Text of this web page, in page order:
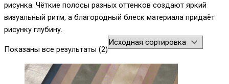
рисунка. Чёткие полосы разных оттенков создают яркий
визуальный ритм, а благородный блеск материала придаёт
рисунку глубину.
Показаны все результаты (2)